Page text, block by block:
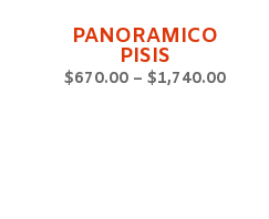
PANORAMICO
PISIS
$670.00– $1,740.00